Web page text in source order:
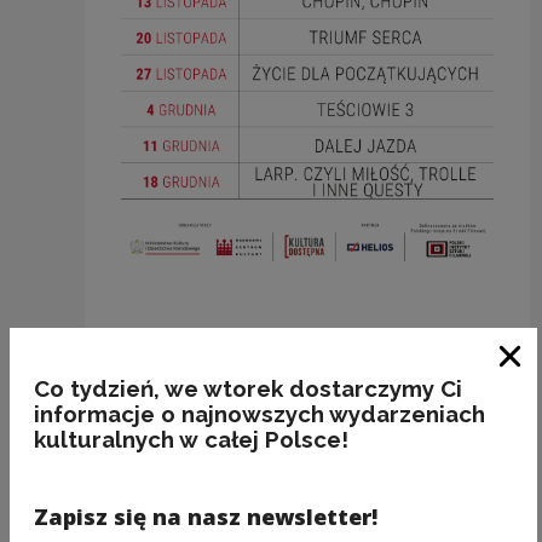
ZAPISZ SIĘ NA NEWSLETTER
NCK
kultury w każdy wtorek na Twojej
Co tydzień, we wtorek dostarczymy Ci
informacje o najnowszych wydarzeniach
kulturalnych w całej Polsce!
Zapisz się na nasz newsletter!